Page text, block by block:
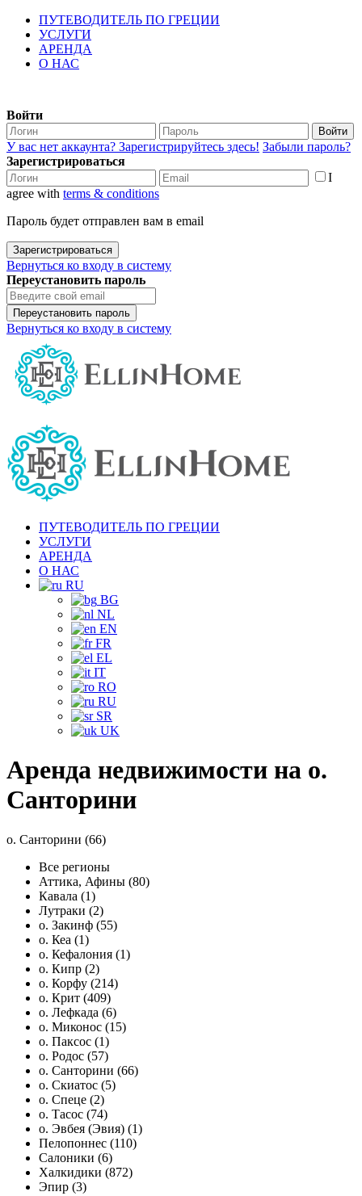
ПУТЕВОДИТЕЛЬ ПО ГРЕЦИИ
УСЛУГИ
АРЕНДА
О НАС
Войти
Войти
У вас нет аккаунта? Зарегистрируйтесь здесь! Забыли пароль?
Зарегистрироваться
I
agree with terms & conditions
Пароль будет отправлен вам в email
Зарегистрироваться
Вернуться ко входу в систему
Переустановить пароль
Переустановить пароль
Вернуться ко входу в систему
ПУТЕВОДИТЕЛЬ ПО ГРЕЦИИ
УСЛУГИ
АРЕНДА
О НАС
RU
BG
NL
EN
FR
EL
IT
RO
RU
SR
UK
Аренда недвижимости на о.
Санторини
о. Санторини (66)
Все регионы
Аттика, Афины (80)
Кавала (1)
Лутраки (2)
о. Закинф (55)
о. Кеа (1)
о. Кефалония (1)
о. Кипр (2)
о. Корфу (214)
о. Крит (409)
о. Лефкада (6)
о. Миконос (15)
о. Паксос (1)
о. Родос (57)
о. Санторини (66)
о. Скиатос (5)
о. Спеце (2)
о. Тасос (74)
о. Эвбея (Эвия) (1)
Пелопоннес (110)
Салоники (6)
Халкидики (872)
Эпир (3)